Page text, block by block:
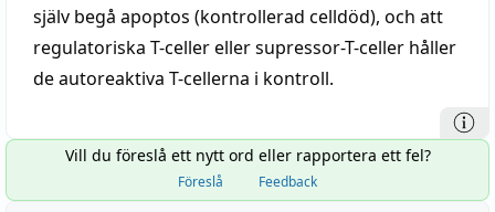
själv begå apoptos (kontrollerad celldöd), och att
regulatoriska T-celler eller supressor-T-celler håller
de autoreaktiva T-cellerna i kontroll.
Vill du föreslå ett nytt ord eller rapportera ett fel?
Föreslå Feedback